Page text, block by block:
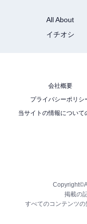
All About
イチオシ
会社概要
プライバシーポリシ
当サイトの情報について
掲載の
すべてのコンテンツの